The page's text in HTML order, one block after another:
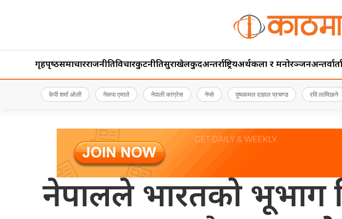
गृहपृष्‍ठसमाचारराजनीतिविचारकुटनीतिसुरक्षाखेलकुदअन्तर्राष्ट्रियअर्थकला र मनोरञ्जनअन्तर्वार्ता
केपी शर्मा ओली नेकपा एमाले नेपाली कांग्रेस नेप्से पुष्पकमल दाहाल प्रचण्ड रवि लामिछाने
नेपालले भारतको भूभाग